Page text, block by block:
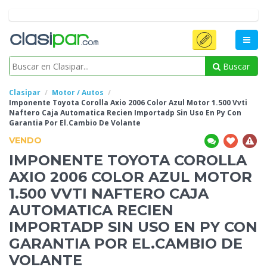
Buscar
Clasipar
Motor / Autos
Imponente Toyota Corolla Axio 2006 Color Azul Motor 1.500 Vvti
Naftero Caja Automatica Recien Importadp Sin Uso En Py Con
Garantia Por El.Cambio De Volante
VENDO
IMPONENTE TOYOTA COROLLA
AXIO 2006 COLOR AZUL MOTOR
1.500 VVTI NAFTERO CAJA
AUTOMATICA RECIEN
IMPORTADP SIN USO EN PY CON
GARANTIA POR EL.CAMBIO DE
VOLANTE